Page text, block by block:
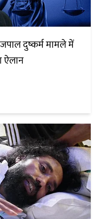
दुष्कर्म मामले में
ऐलान